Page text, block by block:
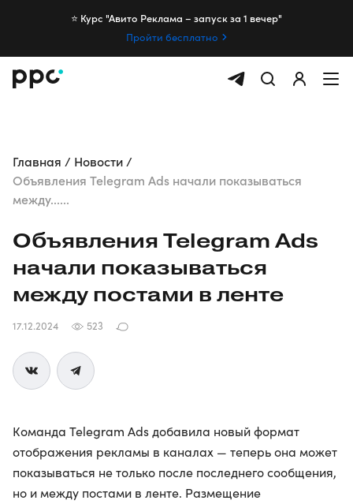
⭐️ Курс "Авито Реклама – запуск за 1 вечер"
Пройти бесплатно
Главная
Новости
Объявления Telegram Ads начали показываться
между......
Объявления Telegram Ads
начали показываться
между постами в ленте
17.12.2024 523
Команда Telegram Ads добавила новый формат
отображения рекламы в каналах — теперь она может
показываться не только после последнего сообщения,
но и между постами в ленте. Размещение